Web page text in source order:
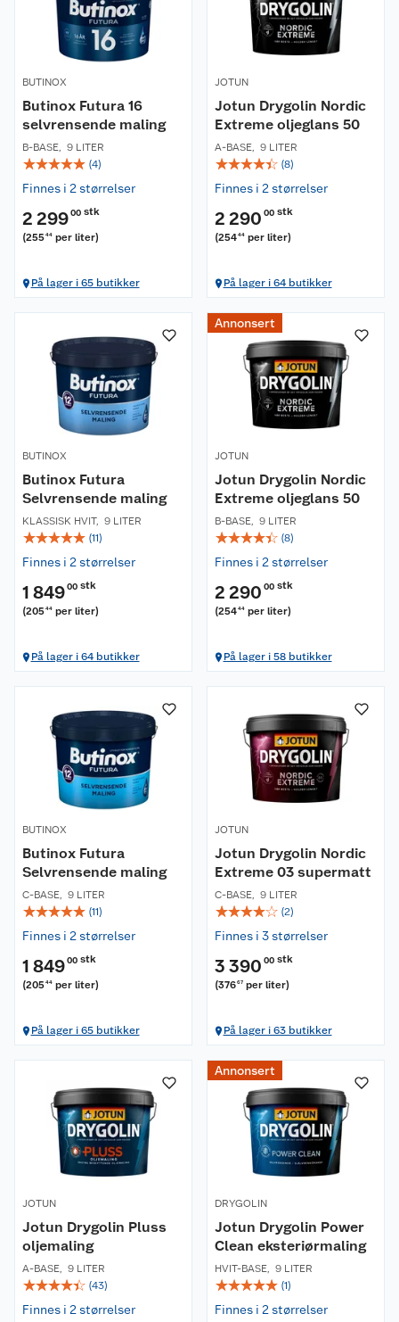
BUTINOX
Butinox Futura 16
selvrensende maling
B-BASE, 9 LITER
☆☆☆☆☆ (4)
Finnes i 2 størrelser
2 29900 stk
(25544 per liter)
På lager i 65 butikker
JOTUN
Jotun Drygolin Nordic
Extreme oljeglans 50
A-BASE, 9 LITER
☆☆☆☆☆ (8)
Finnes i 2 størrelser
2 290 00 stk
(25444 per liter)
På lager i 64 butikker
BUTINOX
Butinox Futura
Selvrensende maling
KLASSISK HVIT, 9 LITER
☆☆☆☆☆ (11)
Finnes i 2 størrelser
1 84900 stk
(20544 per liter)
På lager i 64 butikker
Annonsert
JOTUN
Jotun Drygolin Nordic
Extreme oljeglans 50
B-BASE, 9 LITER
☆☆☆☆☆ (8)
Finnes i 2 størrelser
2 290 00 stk
(25444 per liter)
På lager i 58 butikker
BUTINOX
Butinox Futura
Selvrensende maling
C-BASE, 9 LITER
☆☆☆☆☆ (11)
Finnes i 2 størrelser
1 84900 stk
(20544 per liter)
På lager i 65 butikker
JOTUN
Jotun Drygolin Nordic
Extreme 03 supermatt
C-BASE, 9 LITER
☆☆☆☆☆ (2)
Finnes i 3 størrelser
3 390 00 stk
(37667 per liter)
På lager i 63 butikker
JOTUN
Jotun Drygolin Pluss
oljemaling
A-BASE, 9 LITER
☆☆☆☆☆ (43)
Finnes i 2 størrelser
Annonsert
DRYGOLIN
Jotun Drygolin Power
Clean eksteriørmaling
HVIT-BASE, 9 LITER
☆☆☆☆☆ (1)
Finnes i 2 størrelser